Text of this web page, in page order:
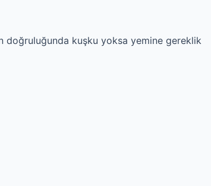
doğruluğunda kuşku yoksa yemine gereklik